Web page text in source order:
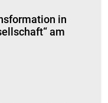
in
am